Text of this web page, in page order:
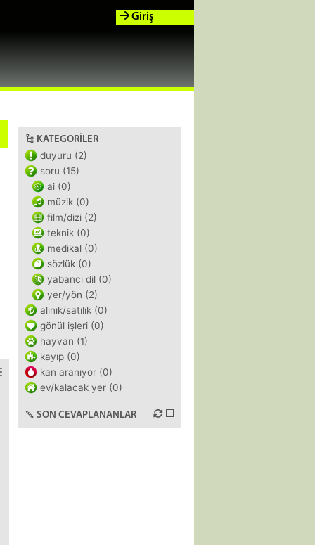
Giriş
KATEGORILER
duyuru (2)
soru (15)
ai (0)
müzik (0)
film/dizi (2)
teknik (0)
medikal (0)
sözlük (0)
yabancı dil (0)
yer/yön (2)
alınık/satılık (0)
gönül işleri (0)
hayvan (1)
kayıp (0)
kan aranıyor (0)
ev/kalacak yer (0)
SON CEVAPLANANLAR